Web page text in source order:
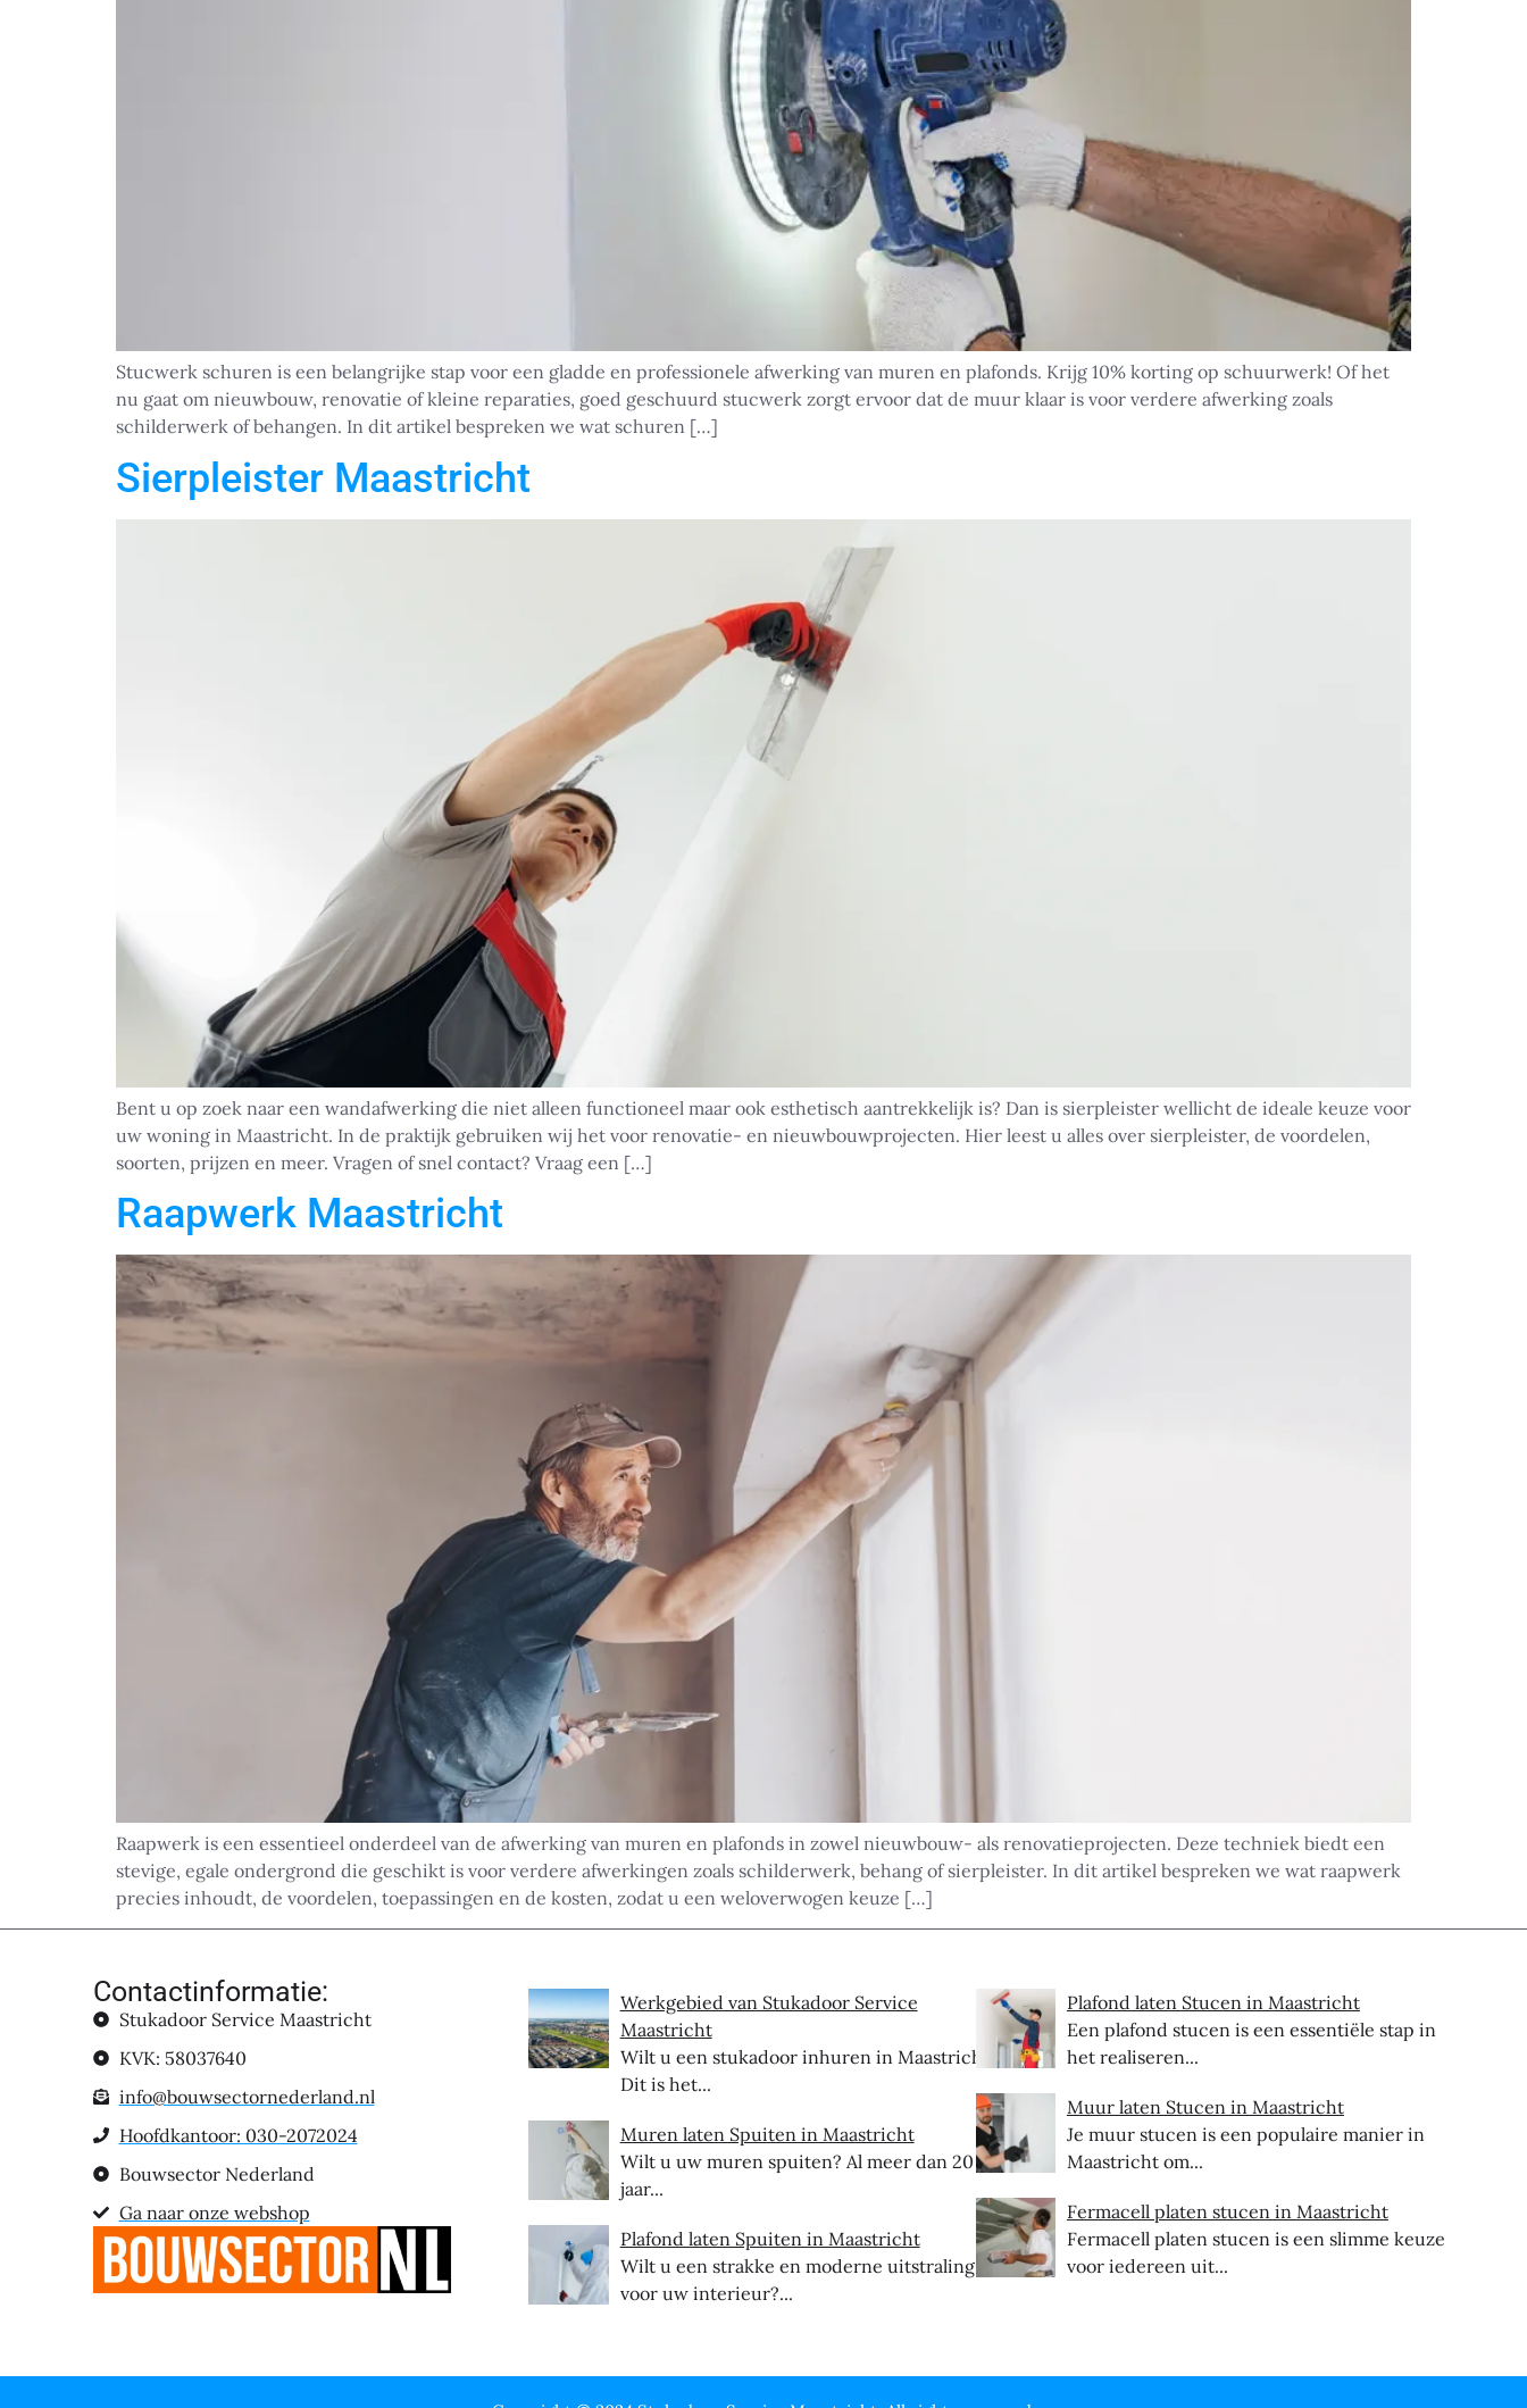
Stucwerk schuren is een belangrijke stap voor een gladde en professionele afwerking van muren en plafonds. Krijg 10% korting op schuurwerk! Of het
nu gaat om nieuwbouw, renovatie of kleine reparaties, goed geschuurd stucwerk zorgt ervoor dat de muur klaar is voor verdere afwerking zoals
schilderwerk of behangen. In dit artikel bespreken we wat schuren […]
Sierpleister Maastricht
Bent u op zoek naar een wandafwerking die niet alleen functioneel maar ook esthetisch aantrekkelijk is? Dan is sierpleister wellicht de ideale keuze voor
uw woning in Maastricht. In de praktijk gebruiken wij het voor renovatie- en nieuwbouwprojecten. Hier leest u alles over sierpleister, de voordelen,
soorten, prijzen en meer. Vragen of snel contact? Vraag een […]
Raapwerk Maastricht
Raapwerk is een essentieel onderdeel van de afwerking van muren en plafonds in zowel nieuwbouw- als renovatieprojecten. Deze techniek biedt een
stevige, egale ondergrond die geschikt is voor verdere afwerkingen zoals schilderwerk, behang of sierpleister. In dit artikel bespreken we wat raapwerk
precies inhoudt, de voordelen, toepassingen en de kosten, zodat u een weloverwogen keuze […]
Contactinformatie:
Stukadoor Service Maastricht
KVK: 58037640
info@bouwsectornederland.nl
Hoofdkantoor: 030-2072024
Bouwsector Nederland
Ga naar onze webshop
Werkgebied van Stukadoor Service
Maastricht
Wilt u een stukadoor inhuren in Maastricht?
Dit is het...
Muren laten Spuiten in Maastricht
Wilt u uw muren spuiten? Al meer dan 20
jaar...
Plafond laten Spuiten in Maastricht
Wilt u een strakke en moderne uitstraling
voor uw interieur?...
Plafond laten Stucen in Maastricht
Een plafond stucen is een essentiële stap in
het realiseren...
Muur laten Stucen in Maastricht
Je muur stucen is een populaire manier in
Maastricht om...
Fermacell platen stucen in Maastricht
Fermacell platen stucen is een slimme keuze
voor iedereen uit...